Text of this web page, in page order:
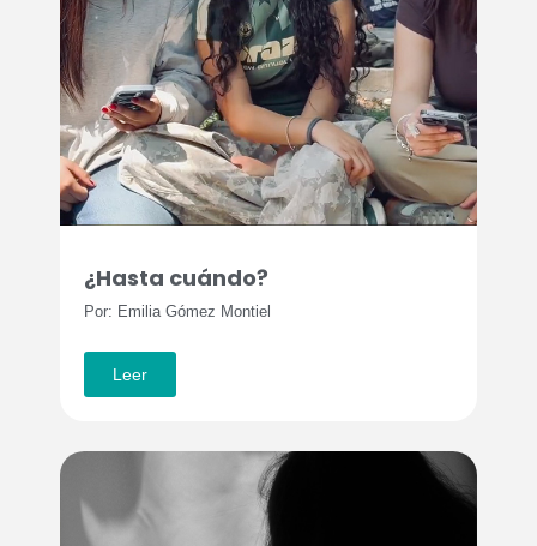
¿Hasta cuándo?
Por: Emilia Gómez Montiel
Leer